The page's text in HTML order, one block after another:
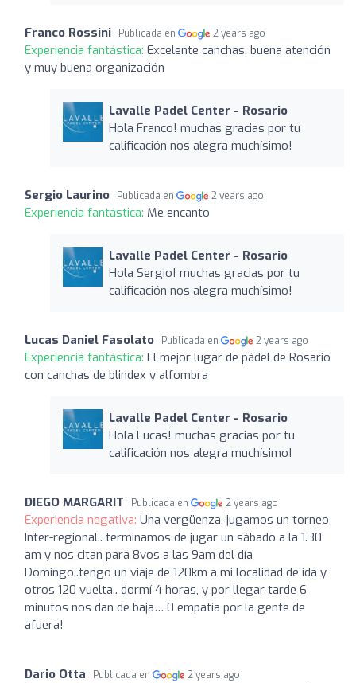
Franco Rossini Publicada en 2 years ago
Experiencia fantástica: Excelente canchas, buena atención
y muy buena organización
Lavalle Padel Center - Rosario
Hola Franco! muchas gracias por tu
calificación nos alegra muchísimo!
Sergio Laurino Publicada en 2 years ago
Experiencia fantástica: Me encanto
Lavalle Padel Center - Rosario
Hola Sergio! muchas gracias por tu
calificación nos alegra muchísimo!
Lucas Daniel Fasolato Publicada en 2 years ago
Experiencia fantástica: El mejor lugar de pádel de Rosario
con canchas de blindex y alfombra
Lavalle Padel Center - Rosario
Hola Lucas! muchas gracias por tu
calificación nos alegra muchísimo!
DIEGO MARGARIT Publicada en 2 years ago
Experiencia negativa: Una vergüenza, jugamos un torneo
Inter-regional.. terminamos de jugar un sábado a la 1.30
am y nos citan para 8vos a las 9am del día
Domingo..tengo un viaje de 120km a mi localidad de ida y
otros 120 vuelta.. dormí 4 horas, y por llegar tarde 6
minutos nos dan de baja… 0 empatía por la gente de
afuera!
Dario Otta Publicada en 2 years ago